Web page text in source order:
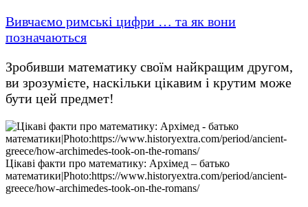
Вивчаємо римські цифри … та як вони
позначаються
Зробивши математику своїм найкращим другом,
ви зрозумієте, наскільки цікавим і крутим може
бути цей предмет!
Цікаві факти про математику: Архімед – батько
математики|Photo:https://www.historyextra.com/period/ancient-
greece/how-archimedes-took-on-the-romans/